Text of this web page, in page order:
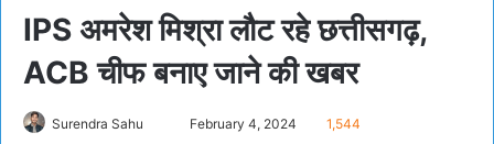
IPS अमरेश मिश्रा लौट रहे छत्तीसगढ़,
ACB चीफ बनाए जाने की खबर
Surendra Sahu February 4, 2024 1,544